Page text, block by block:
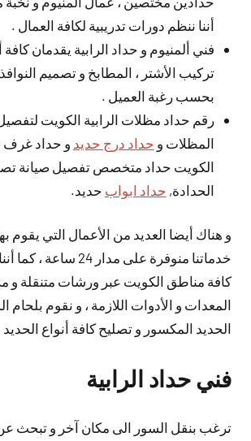
أننا ننظم دورات تدريبية لكافة العمال .
فني ألمنيوم و حداد الرابية يقدمان
تركيب الأشتر ، المطابخ و تصميم
بحسب رغبة العميل .
رقم حداد مظلات الرابية الكويت
المظلات و حداد درج حديد و حداد غرف
الكويت حداد متخصص تفصيل صيانة
الحدادة, حداد ابواب حديد.
و هناك أيضا العديد من الأعمال التي يقوم
خدماتنا منوفرة على مدار
كافة مناطق الكويت عبر ورشات متنقلة و
المعدات و الأدوات اللازمة ، و نقوم بلحام
الحديد المكسور و تصليح كافة أنواع الحديد
فني حداد الرابية
ترغب بنقل السور الى مكان آخر و تبحث